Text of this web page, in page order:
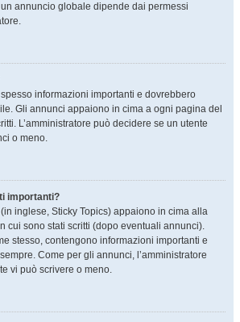
annuncio globale dipende dai permessi
informazioni importanti e dovrebbero
Gli annunci appaiono in cima a ogni pagina del
L’amministratore può decidere se un utente
o meno.
importanti?
inglese, Sticky Topics) appaiono in cima alla
cui sono stati scritti (dopo eventuali annunci).
stesso, contengono informazioni importanti e
Come per gli annunci, l’amministratore
vi può scrivere o meno.